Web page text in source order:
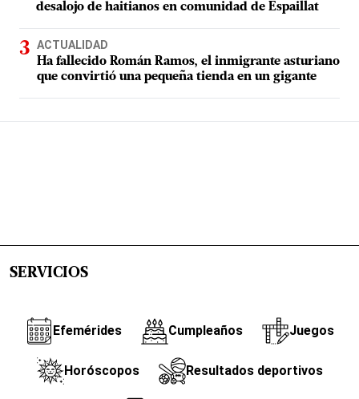
desalojo de haitianos en comunidad de Espaillat
ACTUALIDAD
Ha fallecido Román Ramos, el inmigrante asturiano
que convirtió una pequeña tienda en un gigante
SERVICIOS
Efemérides Cumpleaños Juegos
Horóscopos Resultados deportivos